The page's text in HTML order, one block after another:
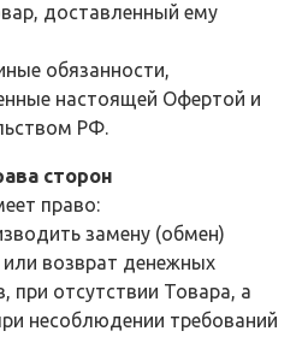
доставленный ему
обязанности,
настоящей Офертой и
РФ.
сторон
право:
замену (обмен)
возврат денежных
при отсутствии Товара, а
несоблюдении требований